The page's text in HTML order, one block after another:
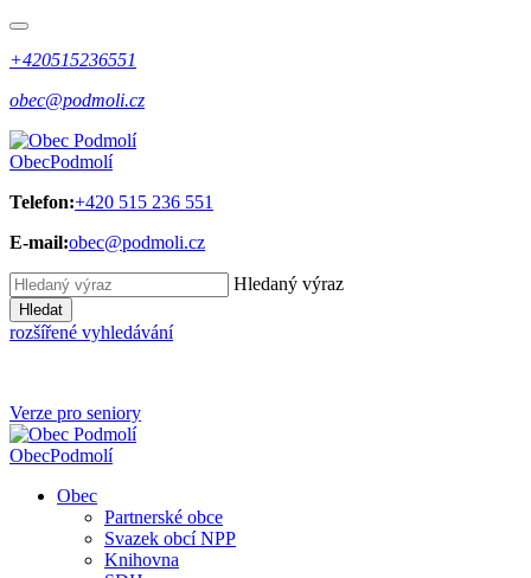
+420515236551
obec@podmoli.cz
ObecPodmolí
Telefon:+420 515 236 551
E-mail:obec@podmoli.cz
Hledaný výraz
Hledat
rozšířené vyhledávání
Verze pro seniory
ObecPodmolí
Obec
Partnerské obce
Svazek obcí NPP
Knihovna